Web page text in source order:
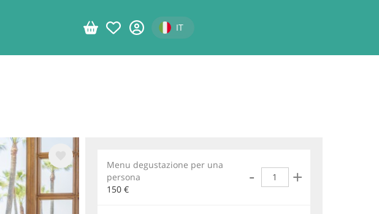
Select your language
IT
Immagine
Menu degustazione per una
persona
150 €
- Quantità+